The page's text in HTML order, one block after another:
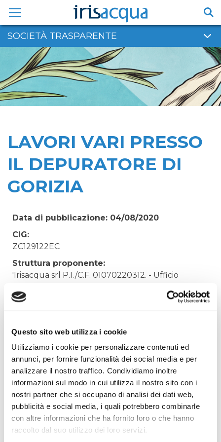
Questo sito web utilizza i cookie
Utilizziamo i cookie per personalizzare contenuti ed
annunci, per fornire funzionalità dei social media e per
analizzare il nostro traffico. Condividiamo inoltre
informazioni sul modo in cui utilizza il nostro sito con i
nostri partner che si occupano di analisi dei dati web,
pubblicità e social media, i quali potrebbero combinarle
con altre informazioni che ha fornito loro o che hanno
raccolto dal suo utilizzo dei loro servizi.
contenuto
SOCIETÀ TRASPARENTE
LAVORI VARI PRESSO
IL DEPURATORE DI
GORIZIA
Data di pubblicazione: 04/08/2020
CIG:
ZC129122EC
Struttura proponente:
'Irisacqua srl P.I./C.F. 01070220312. - Ufficio
Oggetto:
GORIZIA
Elenco operatori invitati:
Codice Fiscale:
Procedura di scelta:
Affidamento ai sensi del Regolamento Generale
Aziendale per Lavori Servizi e Forniture
Aggiudicatario Nome:
NEIMAR IMPRESA EDILE DI HUREMOVIC